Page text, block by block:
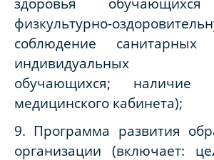
физкультурно-
соблюдение
индивидуальных
обучающихся; наличие
медицинского кабинета);
9. Программа развития
организации (включает: